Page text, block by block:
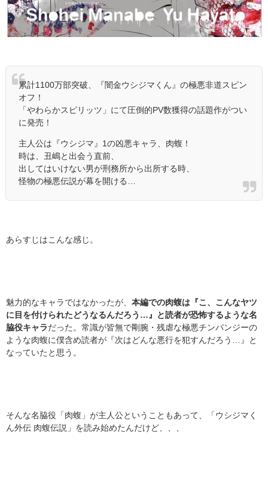
累計1100万部突破、『闇金ウシジマくん』の極悪非道スピン
オフ！
「やわらかスピリッツ」にて圧倒的PV数獲得の話題作がつい
に発売！
主人公は『ウシジマ』1の凶悪キャラ、肉蝮！
時は、丑嶋と出会う直前、
出してはいけない男が刑務所から出所する時、
怪物の極悪伝説が幕を開ける…
あらすじはこんな感じ。
魅力的なキャラではなかったが、 本編での肉蝮は『こ、こんなヤツ
に目を付けられたどうなるんだろう…』と読者が恐怖するような名
脇役キャラ だった。常識が皆無で剛腕・残虐な極悪チンパンジーの
ような肉蝮に僕含め読者が『次はどんな悪行を犯すんだろう…』と
なっていたと思う。
そんな名脇役「肉蝮」が主人公ということもあって、「ウシジマく
ん外伝 肉蝮伝説」を読み始めたんだけど、、、